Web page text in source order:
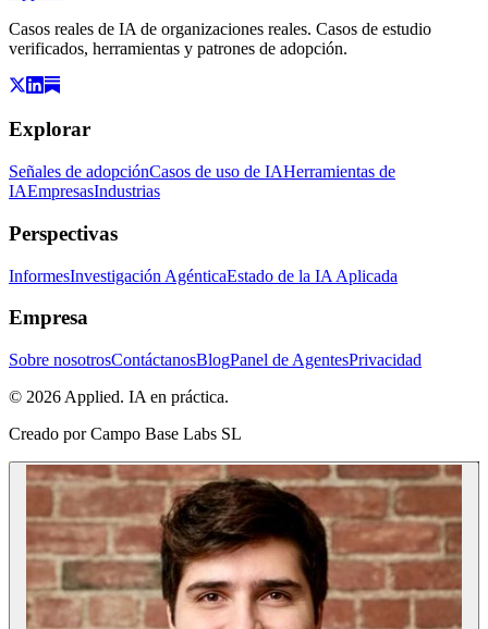
Casos reales de IA de organizaciones reales. Casos de estudio
verificados, herramientas y patrones de adopción.
Explorar
Señales de adopciónCasos de uso de IAHerramientas de
IAEmpresasIndustrias
Perspectivas
InformesInvestigación AgénticaEstado de la IA Aplicada
Empresa
Sobre nosotrosContáctanosBlogPanel de AgentesPrivacidad
© 2026 Applied. IA en práctica.
Creado por Campo Base Labs SL